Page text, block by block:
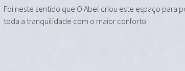
Foi neste sentido que O Abel criou este espaço para
toda a tranquilidade com o maior conforto.